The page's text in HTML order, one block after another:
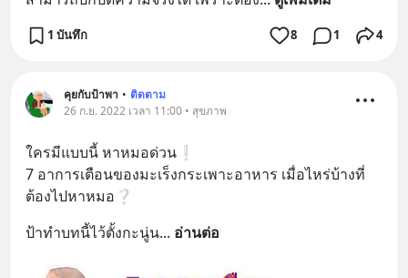
1 บันทึก 8 1 4
คุยกับป้าพา • ติดตาม
26 ก.ย. 2022 เวลา 11:00 • สุขภาพ
ใครมีแบบนี้ หาหมอด่วน❕
7 อาการเตือนของมะเร็งกระเพาะอาหาร เมื่อไหร่บ้างที่
ต้องไปหาหมอ❔
ป้าทำบทนี้ไว้ตั้งกะนู่น... อ่านต่อ